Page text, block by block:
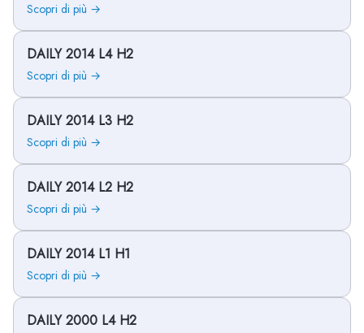
Scopri di più →
DAILY 2014 L4 H2
Scopri di più →
DAILY 2014 L3 H2
Scopri di più →
DAILY 2014 L2 H2
Scopri di più →
DAILY 2014 L1 H1
Scopri di più →
DAILY 2000 L4 H2